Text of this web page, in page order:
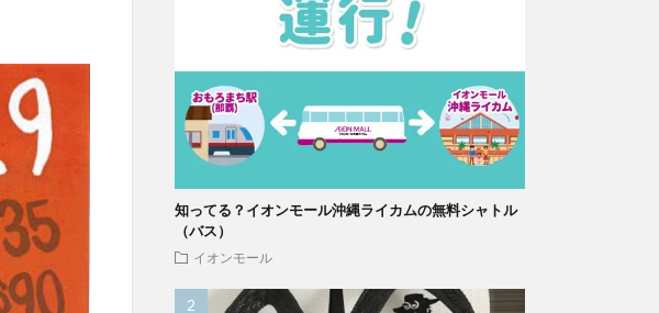
知ってる？イオンモール沖縄ライカムの無料シャトル
（バス）
イオンモール